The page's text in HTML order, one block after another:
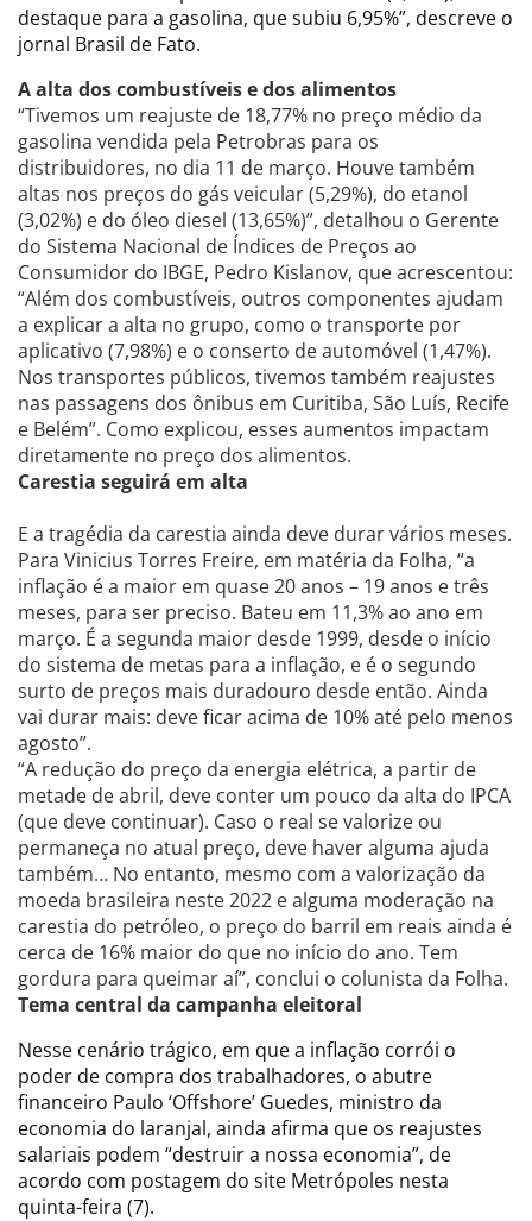
destaque para a gasolina, que subiu 6,95%”, descreve o
jornal Brasil de Fato.
A alta dos combustíveis e dos alimentos
“Tivemos um reajuste de 18,77% no preço médio da
gasolina vendida pela Petrobras para os
distribuidores, no dia 11 de março. Houve também
altas nos preços do gás veicular (5,29%), do etanol
(3,02%) e do óleo diesel (13,65%)”, detalhou o Gerente
do Sistema Nacional de Índices de Preços ao
Consumidor do IBGE, Pedro Kislanov, que acrescentou:
“Além dos combustíveis, outros componentes ajudam
a explicar a alta no grupo, como o transporte por
aplicativo (7,98%) e o conserto de automóvel (1,47%).
Nos transportes públicos, tivemos também reajustes
nas passagens dos ônibus em Curitiba, São Luís, Recife
e Belém”. Como explicou, esses aumentos impactam
diretamente no preço dos alimentos.
Carestia seguirá em alta
E a tragédia da carestia ainda deve durar vários meses.
Para Vinicius Torres Freire, em matéria da Folha, “a
inflação é a maior em quase 20 anos – 19 anos e três
meses, para ser preciso. Bateu em 11,3% ao ano em
março. É a segunda maior desde 1999, desde o início
do sistema de metas para a inflação, e é o segundo
surto de preços mais duradouro desde então. Ainda
vai durar mais: deve ficar acima de 10% até pelo menos
agosto”.
“A redução do preço da energia elétrica, a partir de
metade de abril, deve conter um pouco da alta do IPCA
(que deve continuar). Caso o real se valorize ou
permaneça no atual preço, deve haver alguma ajuda
também… No entanto, mesmo com a valorização da
moeda brasileira neste 2022 e alguma moderação na
carestia do petróleo, o preço do barril em reais ainda é
cerca de 16% maior do que no início do ano. Tem
gordura para queimar aí”, conclui o colunista da Folha.
Tema central da campanha eleitoral
Nesse cenário trágico, em que a inflação corrói o
poder de compra dos trabalhadores, o abutre
financeiro Paulo ‘Offshore’ Guedes, ministro da
economia do laranjal, ainda afirma que os reajustes
salariais podem “destruir a nossa economia”, de
acordo com postagem do site Metrópoles nesta
quinta-feira (7).